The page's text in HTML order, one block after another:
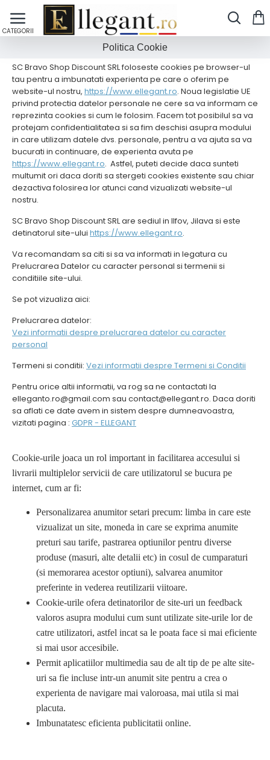
Politica Cookie
SC Bravo Shop Discount SRL foloseste cookies pe browser-ul
tau pentru a imbunatati experienta pe care o oferim pe
website-ul nostru, https://www.ellegant.ro. Noua legislatie UE
privind protectia datelor personale ne cere sa va informam ce
reprezinta cookies si cum le folosim. Facem tot posibilul sa va
protejam confidentialitatea si sa fim deschisi asupra modului
in care utilizam datele dvs. personale, pentru a va ajuta sa va
bucurati in continuare, de experienta avuta pe
https://www.ellegant.ro. Astfel, puteti decide daca sunteti
multumit ori daca doriti sa stergeti cookies existente sau chiar
dezactiva folosirea lor atunci cand vizualizati website-ul
nostru.
SC Bravo Shop Discount SRL are sediul in Ilfov, Jilava si este
detinatorul site-ului https://www.ellegant.ro.
Va recomandam sa citi si sa va informati in legatura cu
Prelucrarea Datelor cu caracter personal si termenii si
conditiile site-ului.
Se pot vizualiza aici:
Prelucrarea datelor:
Vezi informatii despre prelucrarea datelor cu caracter
personal
Termeni si conditii: Vezi informatii despre Termeni si Conditii
Pentru orice altii informatii, va rog sa ne contactati la
elleganto.ro@gmail.com sau contact@ellegant.ro. Daca doriti
sa aflati ce date avem in sistem despre dumneavoastra,
vizitati pagina : GDPR - ELLEGANT
Cookie-urile joaca un rol important in facilitarea accesului si
livrarii multiplelor servicii de care utilizatorul se bucura pe
internet, cum ar fi:
Personalizarea anumitor setari precum: limba in care este
vizualizat un site, moneda in care se exprima anumite
preturi sau tarife, pastrarea optiunilor pentru diverse
produse (masuri, alte detalii etc) in cosul de cumparaturi
(si memorarea acestor optiuni), salvarea anumitor
preferinte in vederea reutilizarii viitoare.
Cookie-urile ofera detinatorilor de site-uri un feedback
valoros asupra modului cum sunt utilizate site-urile lor de
catre utilizatori, astfel incat sa le poata face si mai eficiente
si mai usor accesibile.
Permit aplicatiilor multimedia sau de alt tip de pe alte site-
uri sa fie incluse intr-un anumit site pentru a crea o
experienta de navigare mai valoroasa, mai utila si mai
placuta.
Imbunatatesc eficienta publicitatii online.